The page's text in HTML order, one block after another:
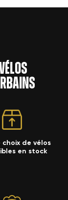
de vélos
en stock